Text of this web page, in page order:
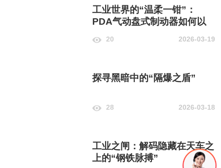
工业世界的“温柔一钳”：
PDA气动盘式制动器如何以
严
20 2026-03-19
探寻黑暗中的“隔爆之盾”
28 2026-03-18
工业之闸：解码隐藏在天车之
上的“钢铁脉搏”